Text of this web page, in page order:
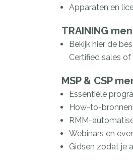
Apparaten en
TRAINING
Bekijk hier de
Certified sales
MSP & CSP
Essentiële
How-to-bronnen
RMM-
Webinars en
Gidsen zodat je